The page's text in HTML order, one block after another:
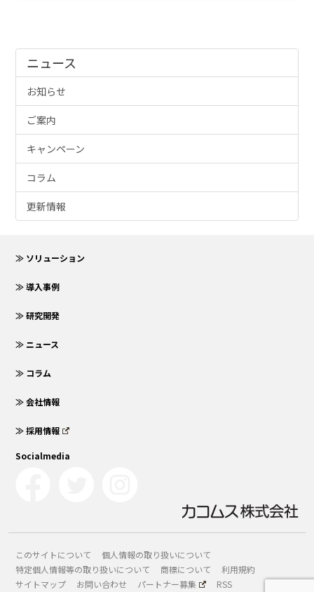
ニュース
お知らせ
ご案内
キャンペーン
コラム
更新情報
≫ ソリューション
≫ 導入事例
≫ 研究開発
≫ ニュース
≫ コラム
≫ 会社情報
≫ 採用情報
Socialmedia
このサイトについて
個人情報の取り扱いについて
特定個人情報等の取り扱いについて
商標について
利用規約
サイトマップ
お問い合わせ パートナー募集 RSS